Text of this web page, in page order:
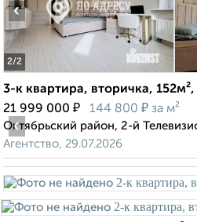
2/2
‹
3-к квартира, вторичка,
21 999 000 ₽ 144 800 ₽ за м²
Октябрьский район, 2-й
Агентство, 29.07.2026
‹